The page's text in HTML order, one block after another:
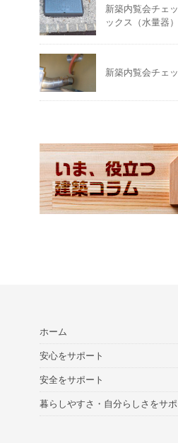
新築内覧会チェ
ックス（水量器
新築内覧会チェ
ホーム
安心をサポート
安全をサポート
暮らしやすさ・自分らしさをサポ